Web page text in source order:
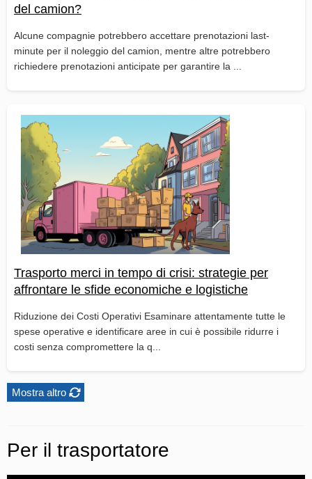
del camion?
Alcune compagnie potrebbero accettare prenotazioni last-
minute per il noleggio del camion, mentre altre potrebbero
richiedere prenotazioni anticipate per garantire la ...
Trasporto merci in tempo di crisi: strategie per
affrontare le sfide economiche e logistiche
Riduzione dei Costi Operativi Esaminare attentamente tutte le
spese operative e identificare aree in cui è possibile ridurre i
costi senza compromettere la q...
Mostra altro
Per il trasportatore